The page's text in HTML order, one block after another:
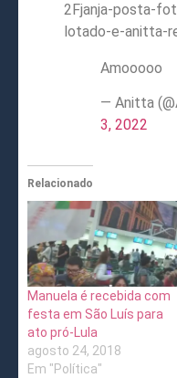
2Fjanja-posta-
lotado-e-anitta-
Amooooo
— Anitta
3, 2022
Relacionado
Manuela é recebida com
festa em São Luís para
ato pró-Lula
agosto 24, 2018
Em "Política"